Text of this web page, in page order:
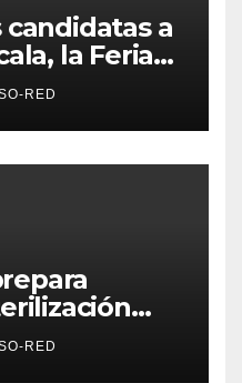
candidatas a
la Feria
Flor
RED
RED